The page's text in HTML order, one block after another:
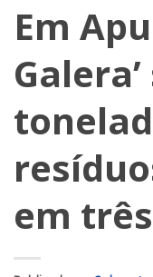
Em
em